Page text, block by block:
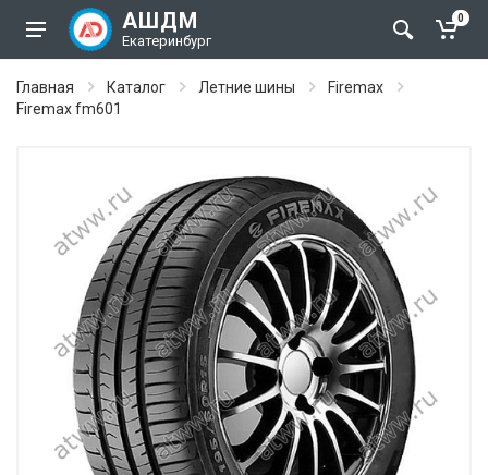
АШДМ
Екатеринбург
0
Главная Каталог Летние шины
Firemax
Firemax fm601